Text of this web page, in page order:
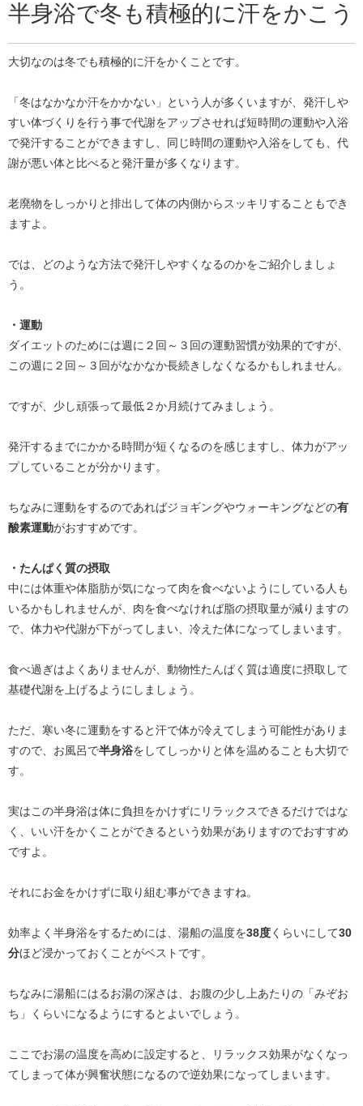
半身浴で冬も積極的に汗をかこう
大切なのは冬でも積極的に汗をかくことです。
「冬はなかなか汗をかかない」という人が多くいますが、発汗しや
すい体づくりを行う事で代謝をアップさせれば短時間の運動や入浴
で発汗することができますし、同じ時間の運動や入浴をしても、代
謝が悪い体と比べると発汗量が多くなります。
老廃物をしっかりと排出して体の内側からスッキリすることもでき
ますよ。
では、どのような方法で発汗しやすくなるのかをご紹介しましょ
う。
・運動
ダイエットのためには週に２回～３回の運動習慣が効果的ですが、
この週に２回～３回がなかなか長続きしなくなるかもしれません。
ですが、少し頑張って最低２か月続けてみましょう。
発汗するまでにかかる時間が短くなるのを感じますし、体力がアッ
プしていることが分かります。
ちなみに運動をするのであればジョギングやウォーキングなどの有
酸素運動がおすすめです。
・たんぱく質の摂取
中には体重や体脂肪が気になって肉を食べないようにしている人も
いるかもしれませんが、肉を食べなければ脂の摂取量が減りますの
で、体力や代謝が下がってしまい、冷えた体になってしまいます。
食べ過ぎはよくありませんが、動物性たんぱく質は適度に摂取して
基礎代謝を上げるようにしましょう。
ただ、寒い冬に運動をすると汗で体が冷えてしまう可能性がありま
すので、お風呂で半身浴をしてしっかりと体を温めることも大切で
す。
実はこの半身浴は体に負担をかけずにリラックスできるだけではな
く、いい汗をかくことができるという効果がありますのでおすすめ
ですよ。
それにお金をかけずに取り組む事ができますね。
効率よく半身浴をするためには、湯船の温度を38度くらいにして30
分ほど浸かっておくことがベストです。
ちなみに湯船にはるお湯の深さは、お腹の少し上あたりの「みぞお
ち」くらいになるようにするとよいでしょう。
ここでお湯の温度を高めに設定すると、リラックス効果がなくなっ
てしまって体が興奮状態になるので逆効果になってしまいます。